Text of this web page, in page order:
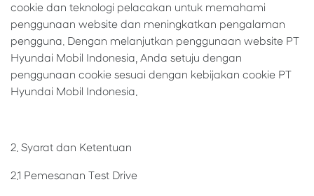
cookie dan teknologi pelacakan untuk memahami
penggunaan website dan meningkatkan pengalaman
pengguna. Dengan melanjutkan penggunaan website PT
Hyundai Mobil Indonesia, Anda setuju dengan
penggunaan cookie sesuai dengan kebijakan cookie PT
Hyundai Mobil Indonesia.
2. Syarat dan Ketentuan
2.1 Pemesanan Test Drive